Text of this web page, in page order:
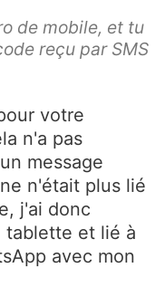
de mobile, et tu
reçu par SMS
votre
n'a pas
message
n'était plus lié
j'ai donc
tablette et lié à
avec mon